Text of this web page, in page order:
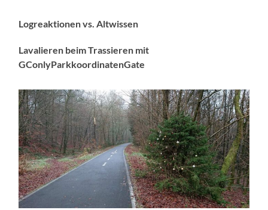
Logreaktionen vs. Altwissen
Lavalieren beim Trassieren mit
GConlyParkkoordinatenGate